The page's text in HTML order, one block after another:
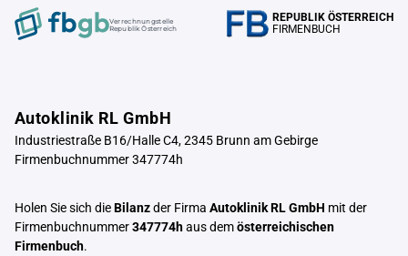
Verrechnungstelle
Republik Österreich
REPUBLIK ÖSTERREICH
FIRMENBUCH
Autoklinik RL GmbH
Industriestraße B16/Halle C4, 2345 Brunn am Gebirge
Firmenbuchnummer 347774h
Holen Sie sich dieBilanzder Firma Autoklinik RL GmbH mit der
Firmenbuchnummer347774haus demösterreichischen
Firmenbuch.